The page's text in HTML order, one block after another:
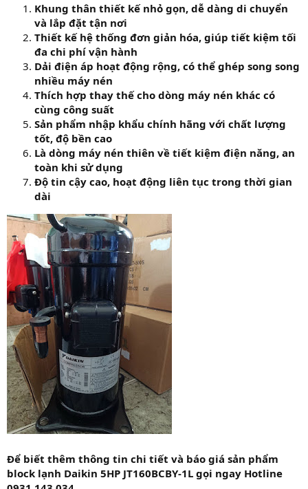
Khung thân thiết kế nhỏ gọn, dễ dàng di chuyển
và lắp đặt tận nơi
Thiết kế hệ thống đơn giản hóa, giúp tiết kiệm tối
đa chi phí vận hành
Dải điện áp hoạt động rộng, có thể ghép song song
nhiều máy nén
Thích hợp thay thế cho dòng máy nén khác có
cùng công suất
Sản phẩm nhập khẩu chính hãng với chất lượng
tốt, độ bền cao
Là dòng máy nén thiên về tiết kiệm điện năng, an
toàn khi sử dụng
Độ tin cậy cao, hoạt động liên tục trong thời gian
dài
Để biết thêm thông tin chi tiết và báo giá sản phẩm
block lạnh Daikin 5HP JT160BCBY-1L gọi ngay Hotline